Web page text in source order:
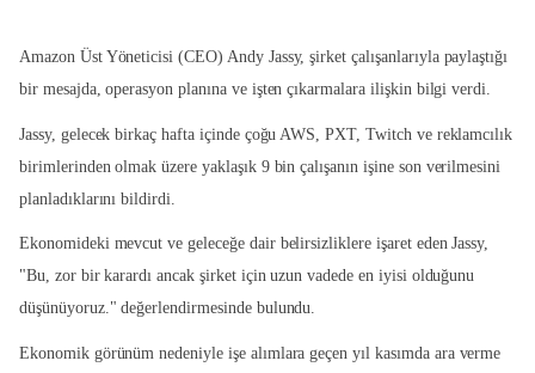
Amazon Üst Yöneticisi (CEO) Andy Jassy, şirket çalışanlarıyla paylaştığı
bir mesajda, operasyon planına ve işten çıkarmalara ilişkin bilgi verdi.
Jassy, gelecek birkaç hafta içinde çoğu AWS, PXT, Twitch ve reklamcılık
birimlerinden olmak üzere yaklaşık 9 bin çalışanın işine son verilmesini
planladıklarını bildirdi.
Ekonomideki mevcut ve geleceğe dair belirsizliklere işaret eden Jassy,
"Bu, zor bir karardı ancak şirket için uzun vadede en iyisi olduğunu
düşünüyoruz." değerlendirmesinde bulundu.
Ekonomik görünüm nedeniyle işe alımlara geçen yıl kasımda ara verme